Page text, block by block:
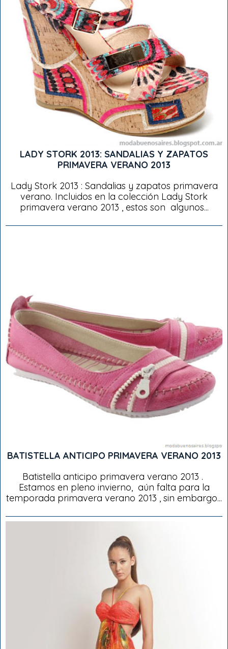
LADY STORK 2013: SANDALIAS Y ZAPATOS
PRIMAVERA VERANO 2013
Lady Stork 2013 : Sandalias y zapatos primavera
verano. Incluidos en la colección Lady Stork
primavera verano 2013 , estos son algunos...
BATISTELLA ANTICIPO PRIMAVERA VERANO 2013
Batistella anticipo primavera verano 2013 .
Estamos en pleno invierno, aún falta para la
temporada primavera verano 2013 , sin embargo...